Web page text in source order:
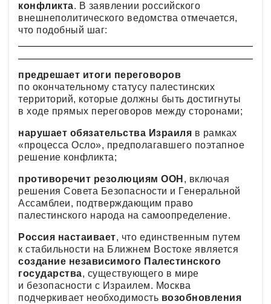
конфликта. В заявлении российского
внешнеполитического ведомства отмечается,
что подобный шаг:
предрешает итоги переговоров
по окончательному статусу палестинских
территорий, которые должны быть достигнуты
в ходе прямых переговоров между сторонами;
нарушает обязательства Израиля в рамках
«процесса Осло», предполагавшего поэтапное
решение конфликта;
противоречит резолюциям ООН , включая
решения Совета Безопасности и Генеральной
Ассамблеи, подтверждающим право
палестинского народа на самоопределение.
Россия настаивает, что единственным путем
к стабильности на Ближнем Востоке является
создание независимого Палестинского
государства, существующего в мире
и безопасности с Израилем. Москва
подчеркивает необходимость возобновления